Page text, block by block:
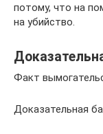
потому, что на
на убийство.
Факт
Доказательная